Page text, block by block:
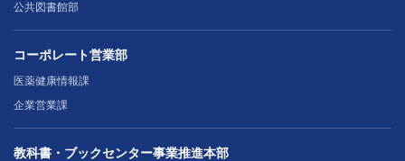
公共図書館部
コーポレート営業部
医薬健康情報課
企業営業課
教科書・ブックセンター事業推進本部